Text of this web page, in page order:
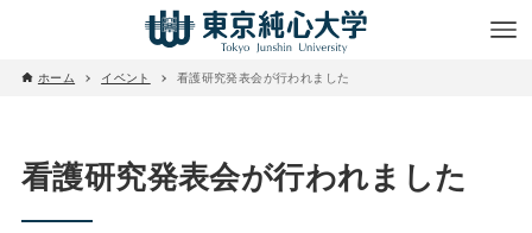
ホーム イベント 看護研究発表会が行われました
看護研究発表会が行われました